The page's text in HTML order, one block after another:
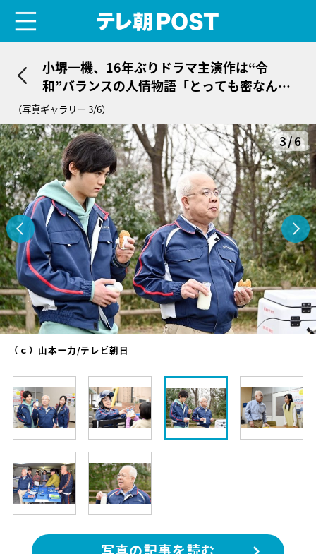
小堺一機、16年ぶりドラマ主演作は“令
和”バランスの人情物語「とっても密なんで
すよ（笑）」
（写真ギャラリー 3/6）
3/6
（ｃ）山本一力/テレビ朝日